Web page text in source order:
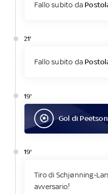
Fallo subito da
21'
Fallo subito da
19'
Gol di Peetson
19'
Tiro di Schjønning-
avversario!